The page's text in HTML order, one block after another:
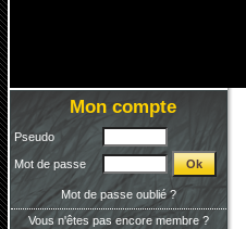
Mon compte
Pseudo
Mot de passe
Mot de passe oublié ?
Vous n'êtes pas encore membre ?